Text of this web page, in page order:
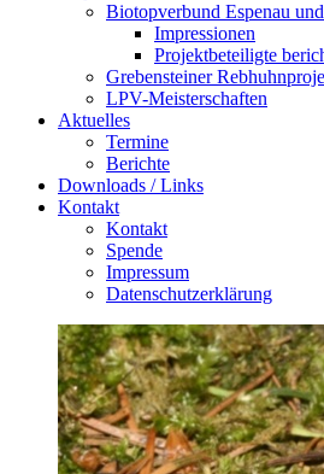
Biotopverbund Espenau
Impressionen
Projektbeteiligte
Grebensteiner
LPV-Meisterschaften
Aktuelles
Termine
Berichte
Downloads / Links
Kontakt
Kontakt
Spende
Impressum
Datenschutzerklärung